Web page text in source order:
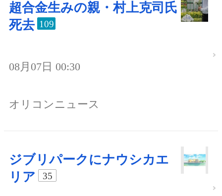
超合金生みの親・村上克司氏
死去 109
08月07日 00:30
オリコンニュース
ジブリパークにナウシカエ
リア
35